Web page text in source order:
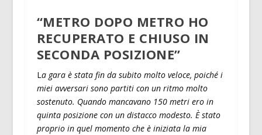
“METRO DOPO METRO HO
RECUPERATO E CHIUSO IN
SECONDA POSIZIONE”
La gara è stata fin da subito molto veloce, poiché i
miei avversari sono partiti con un ritmo molto
sostenuto. Quando mancavano 150 metri ero in
quinta posizione con un distacco modesto. È stato
proprio in quel momento che è iniziata la mia